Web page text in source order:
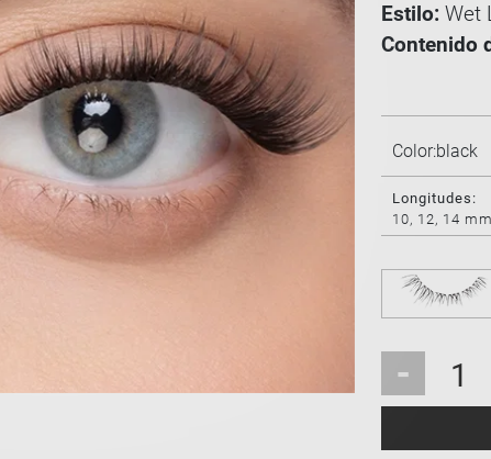
Estilo: Wet
Contenido
Color:black
Longitudes:
10, 12, 14 mm
-